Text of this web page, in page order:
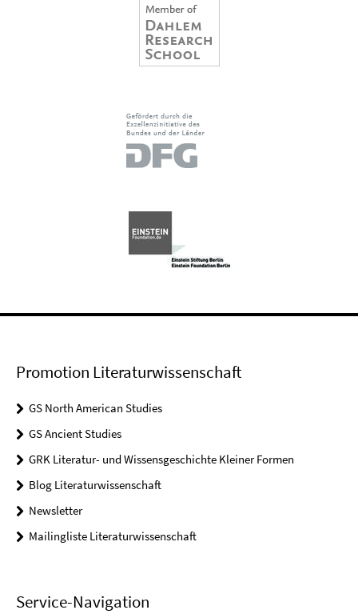
Promotion Literaturwissenschaft
GS North American Studies
GS Ancient Studies
GRK Literatur- und Wissensgeschichte Kleiner Formen
Blog Literaturwissenschaft
Newsletter
Mailingliste Literaturwissenschaft
Service-Navigation